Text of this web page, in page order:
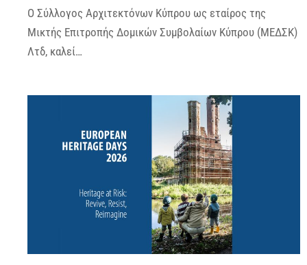
Ο Σύλλογος Αρχιτεκτόνων Κύπρου ως εταίρος της
Μικτής Επιτροπής Δομικών Συμβολαίων Κύπρου (ΜΕΔΣΚ)
Λτδ, καλεί…